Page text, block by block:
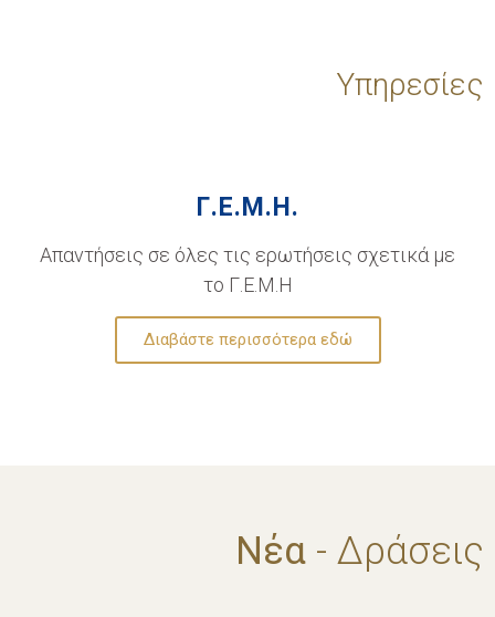
Υπηρεσίες
Γ.Ε.Μ.Η.
Απαντήσεις σε όλες τις ερωτήσεις σχετικά με
το Γ.Ε.Μ.Η
Διαβάστε περισσότερα εδώ
Νέα - Δράσεις